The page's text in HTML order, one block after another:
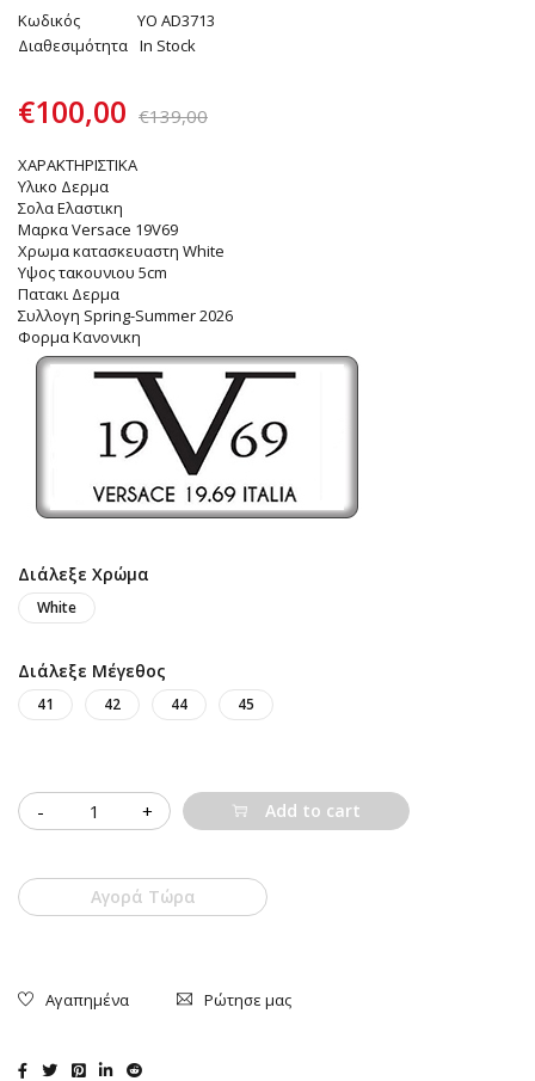
Κωδικός
YO AD3713
Διαθεσιμότητα In Stock
€139,00
€100,00
ΧΑΡΑΚΤΗΡΙΣΤΙΚΑ
Υλικο Δερμα
Σολα Ελαστικη
Μαρκα Versace 19V69
Χρωμα κατασκευαστη White
Υψος τακουνιου 5cm
Πατακι Δερμα
Συλλογη Spring-Summer 2026
Φορμα Κανονικη
Διάλεξε Χρώμα
White
Διάλεξε Μέγεθος
41 42 44 45
Add to cart
Αγορά Τώρα
Ρώτησε μας